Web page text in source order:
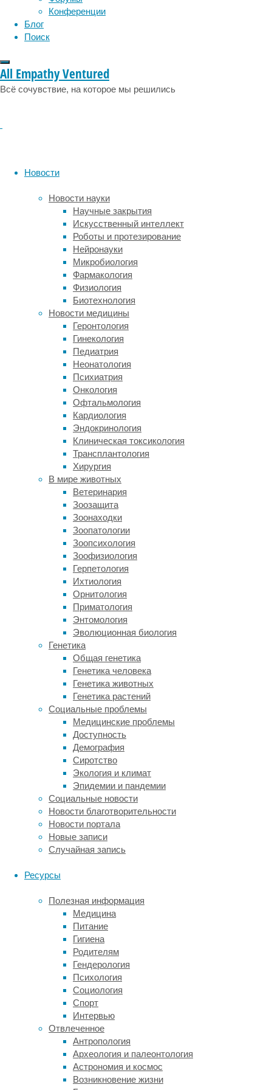
Конференции
Блог
Поиск
All Empathy Ventured
Всё сочувствие, на которое мы решились
Новости
Новости науки
Научные закрытия
Искусственный интеллект
Роботы и протезирование
Нейронауки
Микробиология
Фармакология
Физиология
Биотехнология
Новости медицины
Геронтология
Гинекология
Педиатрия
Неонатология
Психиатрия
Онкология
Офтальмология
Кардиология
Эндокринология
Клиническая токсикология
Трансплантология
Хирургия
В мире животных
Ветеринария
Зоозащита
Зоонаходки
Зоопатологии
Зоопсихология
Зоофизиология
Герпетология
Ихтиология
Орнитология
Приматология
Энтомология
Эволюционная биология
Генетика
Общая генетика
Генетика человека
Генетика животных
Генетика растений
Социальные проблемы
Медицинские проблемы
Доступность
Демография
Сиротство
Экология и климат
Эпидемии и пандемии
Социальные новости
Новости благотворительности
Новости портала
Новые записи
Случайная запись
Ресурсы
Полезная информация
Медицина
Питание
Гигиена
Родителям
Гендерология
Психология
Социология
Спорт
Интервью
Отвлеченное
Антропология
Археология и палеонтология
Астрономия и космос
Возникновение жизни
порядку.
музыки
на
исполнения,
и
случае
слушания
мы
писали
не
раз.
Однако
работа,
представленная
исследователями
из
нескольких
научных
медицинских
учреждений
Китая,
все
равно
поражает.
Объектом
интереса
исследователей
стали
пациенты,
которых
медицинских
сериалах
говорят
–
«больной
уже
много
лет
в
коме».
Хотя
так
говорить
не
совсем
корректно.
Несмотря
на
то
что
поражения
таких
пациентов
оценивается
по
шкале
комы
Глазго,
которой
три
балла
минимальная
оценка,